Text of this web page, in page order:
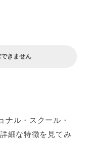
きません
ナル・スクール・
細な特徴を見てみ